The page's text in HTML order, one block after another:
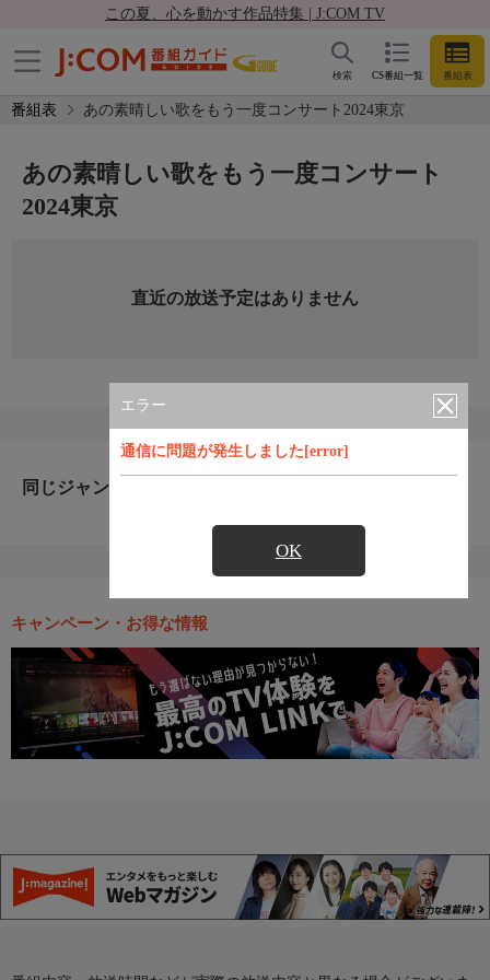
この夏、心を動かす作品特集 | J:COM TV
CS番組一覧 番組表
検索
番組表 あの素晴しい歌をもう一度コンサート2024東京
エラー
通信に問題が発生しました[error]
OK
あの素晴しい歌をもう一度コンサート
2024東京
直近の放送予定はありません
同じジャンルのおすすめ番組
キャンペーン・お得な情報